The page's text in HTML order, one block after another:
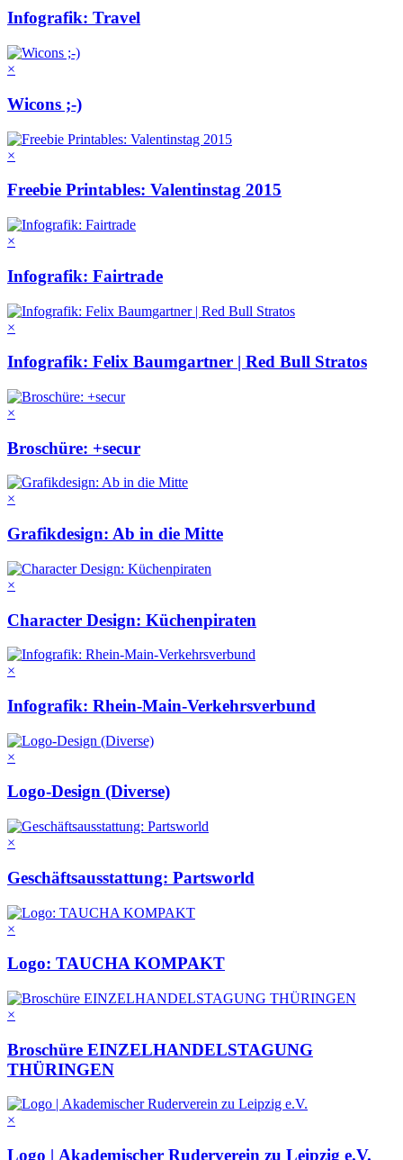
Infografik: Travel
×
Wicons ;-)
×
Freebie Printables: Valentinstag 2015
×
Infografik: Fairtrade
×
Infografik: Felix Baumgartner | Red Bull Stratos
×
Broschüre: +secur
×
Grafikdesign: Ab in die Mitte
×
Character Design: Küchenpiraten
×
Infografik: Rhein-Main-Verkehrsverbund
×
Logo-Design (Diverse)
×
Geschäftsausstattung: Partsworld
×
Logo: TAUCHA KOMPAKT
×
Broschüre EINZELHANDELSTAGUNG
THÜRINGEN
×
Logo | Akademischer Ruderverein zu Leipzig e.V.